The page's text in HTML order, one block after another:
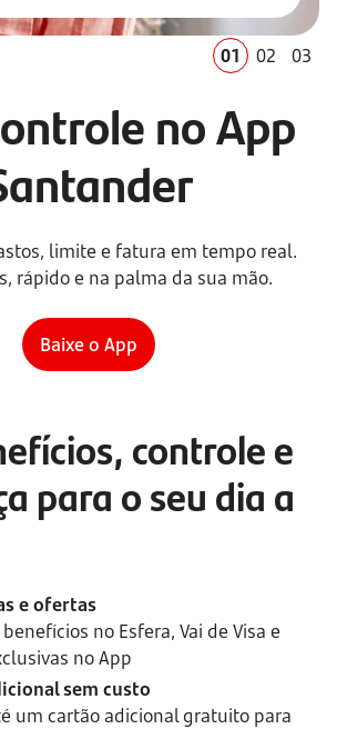
01 02 03
no App
limite e fatura em tempo real.
rápido e na palma da sua mão.
Baixe o App
controle e
para o seu dia a
e ofertas
no Esfera, Vai de Visa e
no App
sem custo
um cartão adicional gratuito para